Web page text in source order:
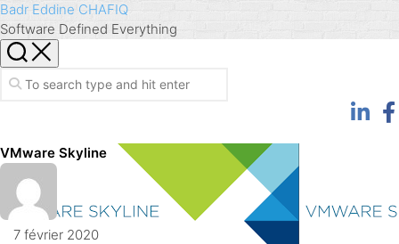
Skip
to
content
Badr Eddine CHAFIQ
Software Defined Everything
VMware Skyline
7 février 2020